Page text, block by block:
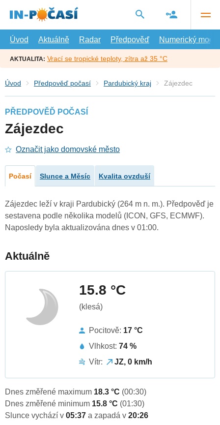
hlavní
Úvod
Aktuálně Radar Předpověď Numerický model
AKTUALITA: Vrací se tropické teploty, zítra až 35 °C
Úvod Předpověď počasí Pardubický kraj Zájezdec
PŘEDPOVĚĎ POČASÍ
Zájezdec
Označit jako domovské město
Počasí Slunce a Měsíc Kvalita ovzduší
Zájezdec leží v kraji Pardubický (264 m n. m.). Předpověď je
sestavena podle několika modelů (ICON, GFS, ECMWF).
Naposledy byla aktualizována dnes v 01:00.
Aktuálně
15.8 °C
(klesá)
Pocitově: 17 °C
Vlhkost: 74 %
Vítr:
JZ, 0 km/h
Dnes změřené maximum 18.3 °C (00:30)
Dnes změřené minimum 15.8 °C (01:30)
Slunce vychází v 05:37 a zapadá v 20:26